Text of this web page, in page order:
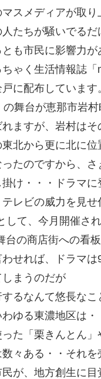
スメディアが取
たちが騒いでるだ
も市民に影響力が
ゃく生活情報誌「
に配布しています
舞台が恵那市岩村
ますが、岩村はそ
北から更に北に位
たのですから、さ
け・・・ドラマ
レビの威力を見せ
して、今月開催さ
台の商店街への看
せれば、ドラマは
まうのだが
るなんて悠長な
ゆる東濃地区は・
た「栗きんとん」
々ある・・それ
が、地方創生に目